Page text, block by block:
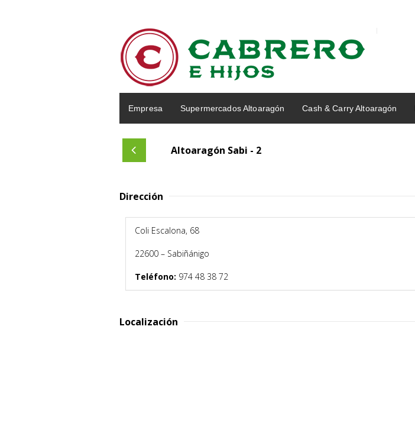
Empresa Supermercados Altoaragón Cash & Carry Altoaragón
Altoaragón Sabi - 2
Dirección
Coli Escalona, 68
22600 – Sabiñánigo
Teléfono: 974 48 38 72
Localización